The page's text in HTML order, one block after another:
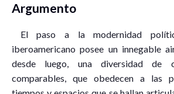
Argumento
El paso a la modernidad
iberoamericano posee un innegable
desde luego, una diversidad de
comparables, que obedecen a las